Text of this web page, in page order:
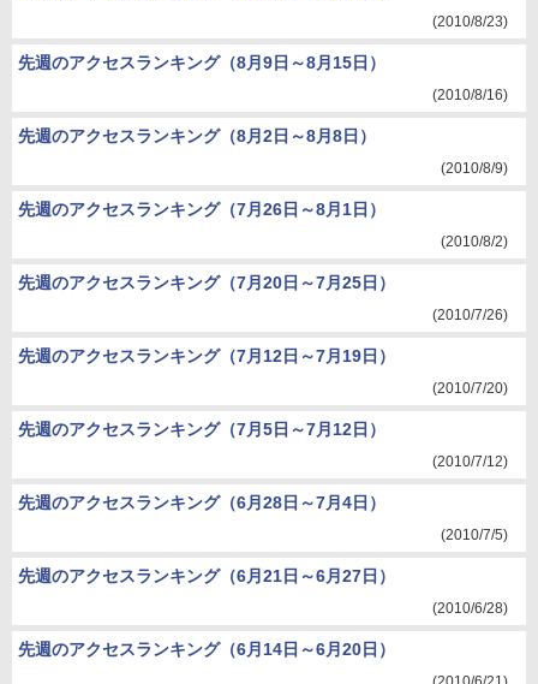
(2010/8/23)
先週のアクセスランキング（8月9日～8月15日）
(2010/8/16)
先週のアクセスランキング（8月2日～8月8日）
(2010/8/9)
先週のアクセスランキング（7月26日～8月1日）
(2010/8/2)
先週のアクセスランキング（7月20日～7月25日）
(2010/7/26)
先週のアクセスランキング（7月12日～7月19日）
(2010/7/20)
先週のアクセスランキング（7月5日～7月12日）
(2010/7/12)
先週のアクセスランキング（6月28日～7月4日）
(2010/7/5)
先週のアクセスランキング（6月21日～6月27日）
(2010/6/28)
先週のアクセスランキング（6月14日～6月20日）